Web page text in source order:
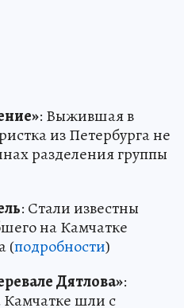
: Выжившая в
из Петербурга не
разделения группы
: Стали известны
на Камчатке
(подробности)
Дятлова»:
шли с